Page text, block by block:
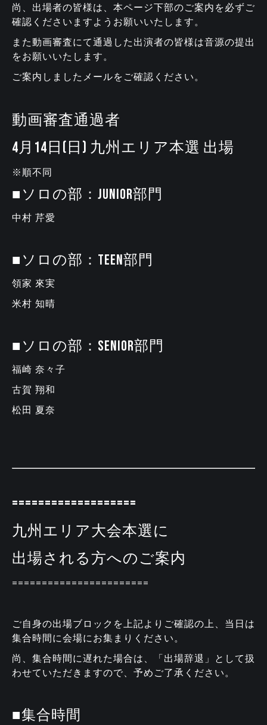
尚、出場者の皆様は、本ページ下部のご案内を必ずご
確認くださいますようお願いいたします。
また動画審査にて通過した出演者の皆様は音源の提出
をお願いいたします。
ご案内しましたメールをご確認ください。
動画審査通過者
4月14日(日) 九州エリア本選 出場
※順不同
■ソロの部：JUNIOR部門
中村 芹愛
■ソロの部：TEEN部門
領家 來実
米村 知晴
■ソロの部：SENIOR部門
福崎 奈々子
古賀 翔和
松田 夏奈
===================
九州エリア大会本選に
出場される方へのご案内
=======================
ご自身の出場ブロックを上記よりご確認の上、当日は
集合時間に会場にお集まりください。
尚、集合時間に遅れた場合は、「出場辞退」として扱
わせていただきますので、予めご了承ください。
■集合時間